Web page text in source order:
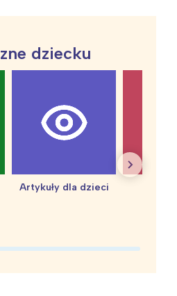
dziecku
Artykuły dla dzieci